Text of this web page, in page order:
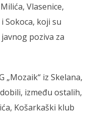
Vlasenice,
Sokoca, koji su
poziva za
„Mozaik“ iz Skelana,
između ostalih,
Košarkaški klub